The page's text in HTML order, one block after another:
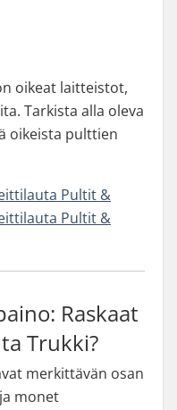
oikeat laitteistot,
Tarkista alla oleva
oikeista pulttien
Pultit &
Pultit &
Raskaat
Trukki?
merkittävän osan
monet